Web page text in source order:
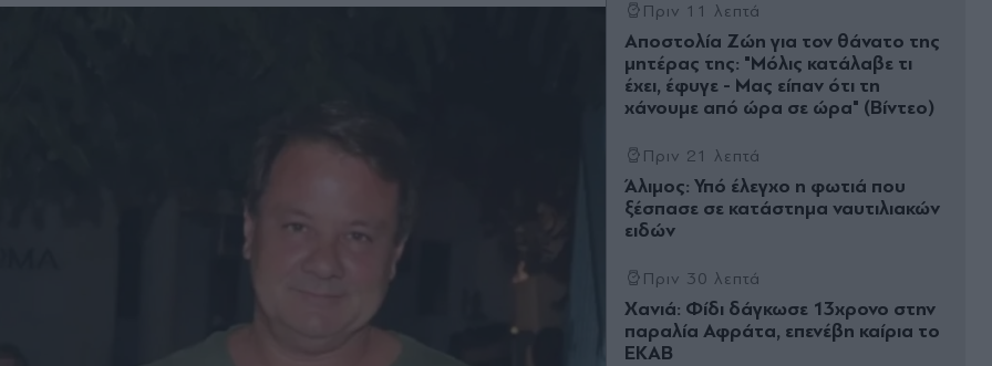
Πριν 11 λεπτά
Αποστολία Ζώη για τον θάνατο της
μητέρας της: "Μόλις κατάλαβε τι
έχει, έφυγε - Μας είπαν ότι τη
χάνουμε από ώρα σε ώρα" (Βίντεο)
Πριν 21 λεπτά
Άλιμος: Υπό έλεγχο η φωτιά που
ξέσπασε σε κατάστημα ναυτιλιακών
ειδών
Πριν 30 λεπτά
Χανιά: Φίδι δάγκωσε 13χρονο στην
παραλία Αφράτα, επενέβη καίρια το
ΕΚΑΒ